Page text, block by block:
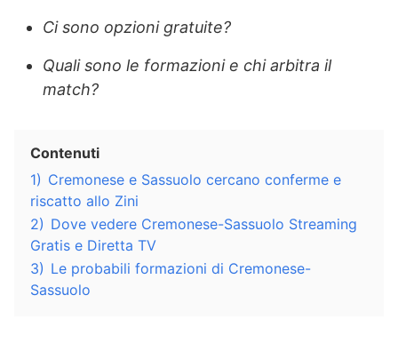
Ci sono opzioni gratuite?
Quali sono le formazioni e chi arbitra il
match?
Contenuti
1) Cremonese e Sassuolo cercano conferme e
riscatto allo Zini
2) Dove vedere Cremonese-Sassuolo Streaming
Gratis e Diretta TV
3) Le probabili formazioni di Cremonese-
Sassuolo